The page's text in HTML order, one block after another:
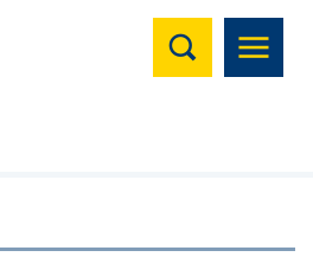
Suchen